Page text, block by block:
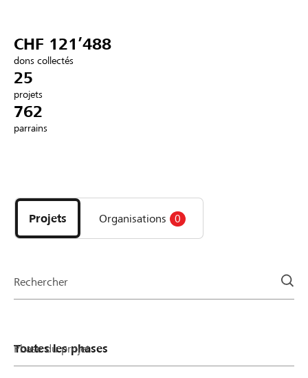
Se connecter
DE FR IT
CHF 121’488
dons collectés
25
projets
762
parrains
les
projets
et
la
Projets Organisations 0
Rechercher
Phase du projet